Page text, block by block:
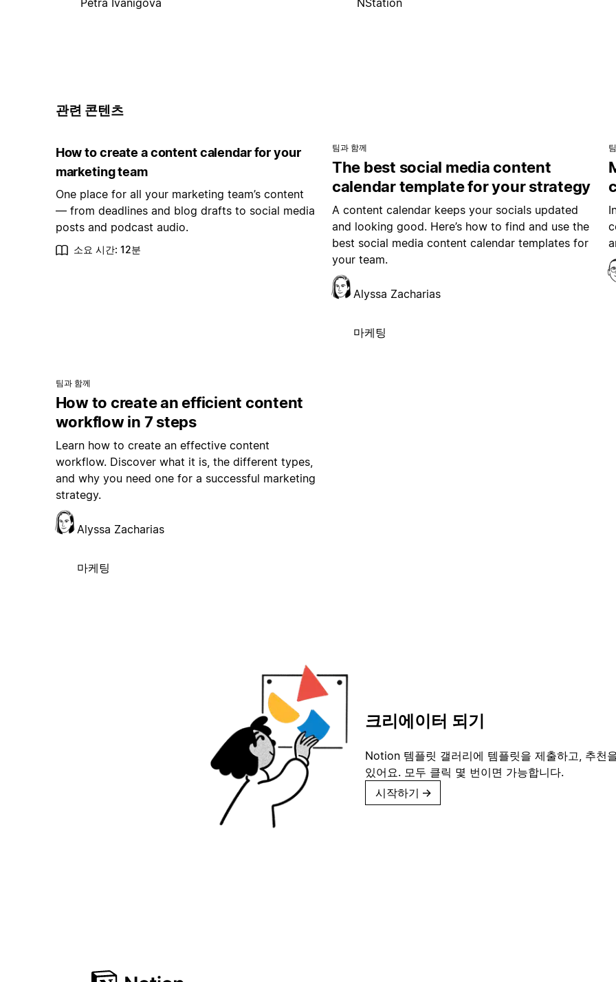
관련 콘텐츠
How to create a content calendar for your
marketing team
One place for all your marketing team’s content
— from deadlines and blog drafts to social media
posts and podcast audio.
소요 시간: 12분
팀과 함께
The best social media content
calendar template for your strategy
A content calendar keeps your socials updated
and looking good. Here’s how to find and use the
best social media content calendar templates for
your team.
Alyssa Zacharias
마케팅
팀과 함께
How to create an efficient content
workflow in 7 steps
Learn how to create an effective content
workflow. Discover what it is, the different types,
and why you need one for a successful marketing
strategy.
Alyssa Zacharias
마케팅
크리에이터 되기
Notion 템플릿 갤러리에 템플릿을 제출하고, 추천
있어요. 모두 클릭 몇 번이면 가능합니다.
시작하기 →